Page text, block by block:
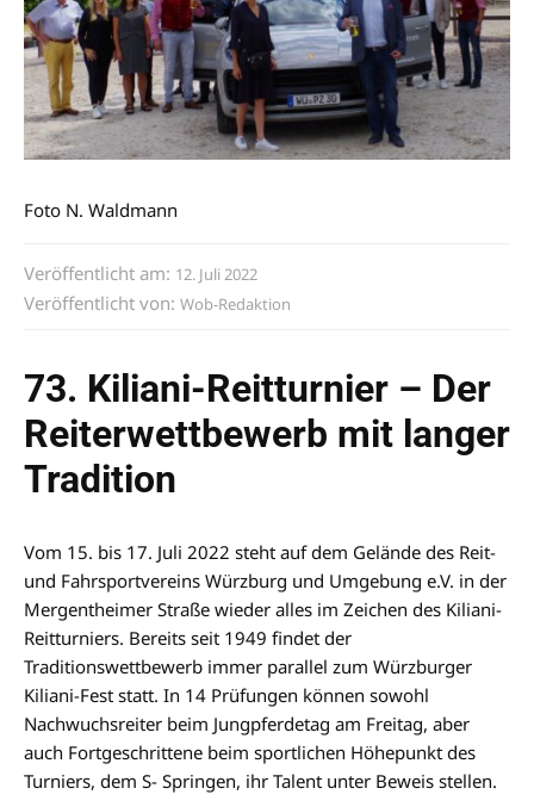
Foto N. Waldmann
Veröffentlicht am: 12. Juli 2022
Veröffentlicht von: Wob-Redaktion
73. Kiliani-Reitturnier – Der
Reiterwettbewerb mit langer
Tradition
Vom 15. bis 17. Juli 2022 steht auf dem Gelände des Reit-
und Fahrsportvereins Würzburg und Umgebung e.V. in der
Mergentheimer Straße wieder alles im Zeichen des Kiliani-
Reitturniers. Bereits seit 1949 findet der
Traditionswettbewerb immer parallel zum Würzburger
Kiliani-Fest statt. In 14 Prüfungen können sowohl
Nachwuchsreiter beim Jungpferdetag am Freitag, aber
auch Fortgeschrittene beim sportlichen Höhepunkt des
Turniers, dem S- Springen, ihr Talent unter Beweis stellen.